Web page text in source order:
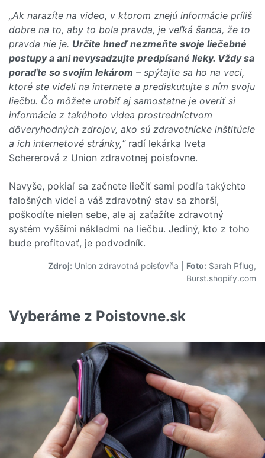
„Ak narazíte na video, v ktorom znejú informácie príliš
dobre na to, aby to bola pravda, je veľká šanca, že to
pravda nie je. Určite hneď nezmeňte svoje liečebné
postupy a ani nevysadzujte predpísané lieky. Vždy sa
poraďte so svojím lekárom – spýtajte sa ho na veci,
ktoré ste videli na internete a prediskutujte s ním svoju
liečbu. Čo môžete urobiť aj samostatne je overiť si
informácie z takéhoto videa prostredníctvom
dôveryhodných zdrojov, ako sú zdravotnícke inštitúcie
a ich internetové stránky,“ radí lekárka Iveta
Schererová z Union zdravotnej poisťovne.
Navyše, pokiaľ sa začnete liečiť sami podľa takýchto
falošných videí a váš zdravotný stav sa zhorší,
poškodíte nielen sebe, ale aj zaťažíte zdravotný
systém vyššími nákladmi na liečbu. Jediný, kto z toho
bude profitovať, je podvodník.
Zdroj: Union zdravotná poisťovňa Foto: Sarah Pflug,
Burst.shopify.com
Vyberáme z Poistovne.sk